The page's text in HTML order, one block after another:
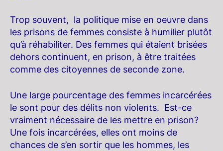
Trop souvent, la politique mise en oeuvre dans
les prisons de femmes consiste à humilier plutôt
qu’à réhabiliter. Des femmes qui étaient brisées
dehors continuent, en prison, à être traitées
comme des citoyennes de seconde zone.
Une large pourcentage des femmes incarcérées
le sont pour des délits non violents. Est-ce
vraiment nécessaire de les mettre en prison?
Une fois incarcérées, elles ont moins de
chances de s’en sortir que les hommes, les